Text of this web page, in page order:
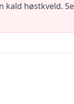
høstkveld.